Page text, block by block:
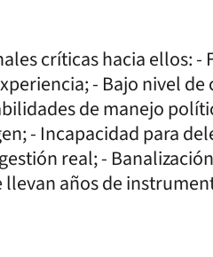
críticas hacia ellos: -
- Bajo nivel
de manejo
- Incapacidad para
real; -
años de